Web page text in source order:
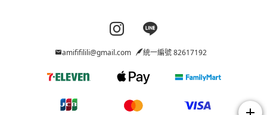
Instagram page
Line page
amififilili@gmail.com 統一編號 82617192